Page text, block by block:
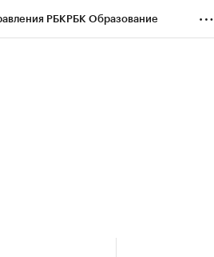
РБКРБК Образование